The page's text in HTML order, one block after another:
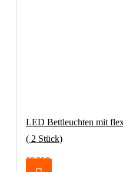
LED Bettleuchten mit
( 2 Stück)
66,39€